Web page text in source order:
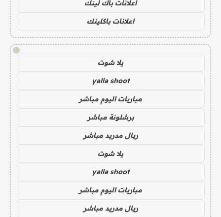
اعلانات باك لينك
اعلانات باكلينك
!
يلا شوت
yalla shoot
مباريات اليوم مباشر
برشلونة مباشر
ريال مدريد مباشر
يلا شوت
yalla shoot
مباريات اليوم مباشر
ريال مدريد مباشر